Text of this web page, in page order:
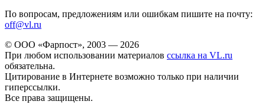
По вопросам, предложениям или ошибкам пишите на почту:
off@vl.ru
© ООО «Фарпост», 2003 — 2026
При любом использовании материалов ссылка на VL.ru
обязательна.
Цитирование в Интернете возможно только при наличии
гиперссылки.
Все права защищены.